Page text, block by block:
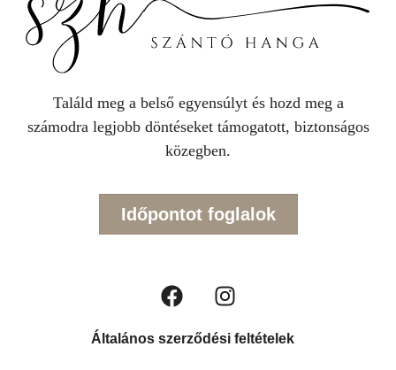
Találd meg a belső egyensúlyt és hozd meg a
számodra legjobb döntéseket támogatott, biztonságos
közegben.
Időpontot foglalok
Általános szerződési feltételek